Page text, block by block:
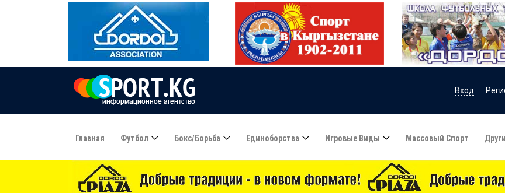
Вход
Главная Футбол Бокс/борьба Единоборства Игровые Виды Массовый Спорт